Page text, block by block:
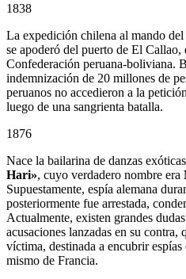
1838
La expedición chilena al mando del
se apoderó del puerto de El Callao,
Confederación peruana-boliviana.
indemnización de 20 millones de
peruanos no accedieron a la
luego de una sangrienta batalla.
1876
Nace la bailarina de danzas
Hari», cuyo verdadero nombre era
Supuestamente, espía alemana
posteriormente fue arrestada,
Actualmente, existen grandes
acusaciones lanzadas en su contra,
víctima, destinada a encubrir
mismo de Francia.